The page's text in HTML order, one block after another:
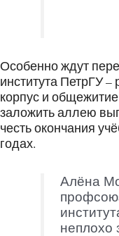
Особенно ждут
института ПетрГУ
корпус и
заложить аллею
честь окончания
годах.
Алёна
неплохо